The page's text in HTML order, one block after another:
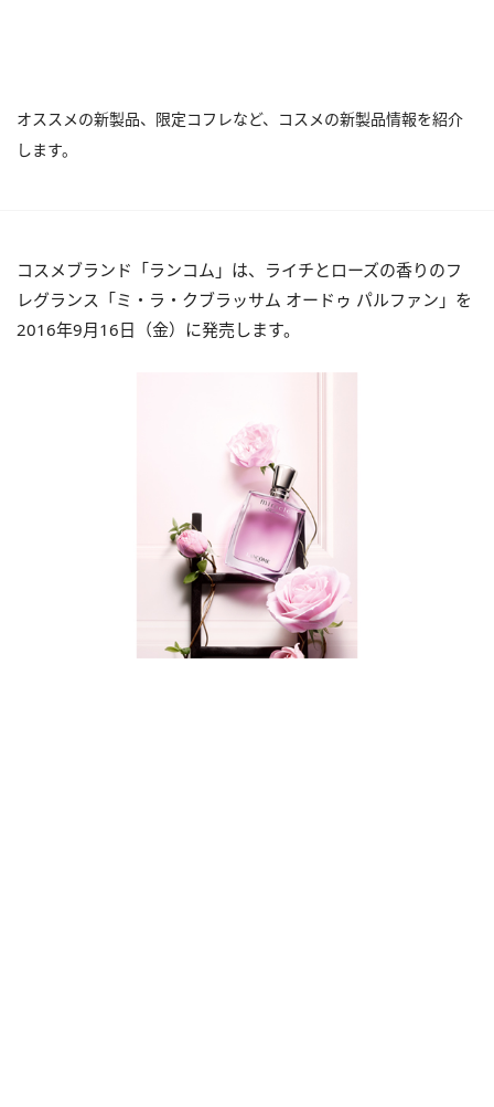
オススメの新製品、限定コフレなど、コスメの新製品情報を紹介
します。
コスメブランド「ランコム」は、ライチとローズの香りのフ
レグランス「ミ・ラ・クブラッサム オードゥ パルファン」を
2016年9月16日（金）に発売します。